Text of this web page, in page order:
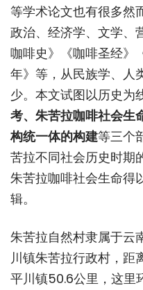
等学术论文也有很多然
政治、经济学、文学、
咖啡史》《咖啡圣经》
年》等，从民族学、人
少。本文试图以历史为
考、朱苦拉咖啡社会生
构统一体的构建等三个
苦拉不同社会历史时期
朱苦拉咖啡社会生命得
辑。
朱苦拉自然村隶属于云
川镇朱苦拉行政村，距
平川镇50.6公里，这里